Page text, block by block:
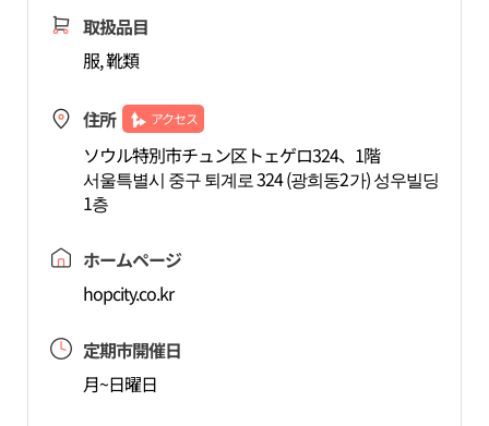
取扱品目
服, 靴類
住所 アクセス
ソウル特別市チュン区トェゲロ324、1階
서울특별시 중구 퇴계로 324 (광희동2가) 성우빌딩
1층
ホームページ
hopcity.co.kr
定期市開催日
月~日曜日